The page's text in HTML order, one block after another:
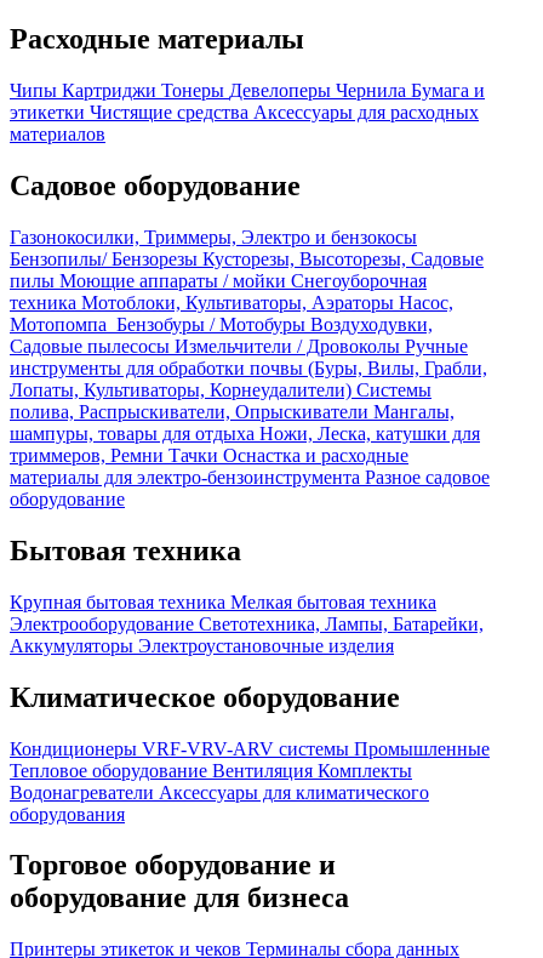
Расходные материалы
Чипы Картриджи Тонеры Девелоперы Чернила Бумага и
этикетки Чистящие средства Аксессуары для расходных
материалов
Садовое оборудование
Газонокосилки, Триммеры, Электро и бензокосы
Бензопилы/ Бензорезы Кусторезы, Высоторезы, Садовые
пилы Моющие аппараты / мойки Снегоуборочная
техника Мотоблоки, Культиваторы, Аэраторы Насос,
Мотопомпа Бензобуры / Мотобуры Воздуходувки,
Садовые пылесосы Измельчители / Дровоколы Ручные
инструменты для обработки почвы (Буры, Вилы, Грабли,
Лопаты, Культиваторы, Корнеудалители) Системы
полива, Распрыскиватели, Опрыскиватели Мангалы,
шампуры, товары для отдыха Ножи, Леска, катушки для
триммеров, Ремни Тачки Оснастка и расходные
материалы для электро-бензоинструмента Разное садовое
оборудование
Бытовая техника
Крупная бытовая техника Мелкая бытовая техника
Электрооборудование Светотехника, Лампы, Батарейки,
Аккумуляторы Электроустановочные изделия
Климатическое оборудование
Кондиционеры VRF-VRV-ARV системы Промышленные
Тепловое оборудование Вентиляция Комплекты
Водонагреватели Аксессуары для климатического
оборудования
Торговое оборудование и
оборудование для бизнеса
Принтеры этикеток и чеков Терминалы сбора данных